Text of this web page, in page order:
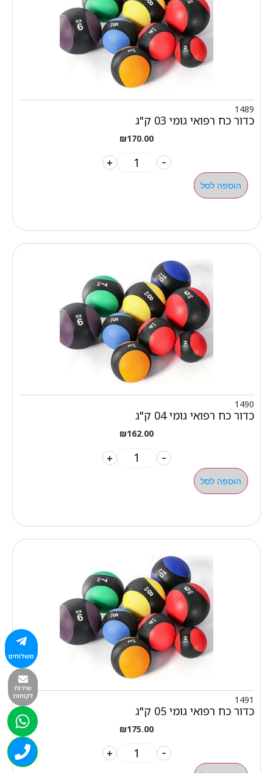
1489
כדור כח רפואי גומי 03 ק"ג
₪170.00
-
+
הוספה לסל
1490
כדור כח רפואי גומי 04 ק"ג
₪162.00
-
+
הוספה לסל
1491
כדור כח רפואי גומי 05 ק"ג
₪175.00
-
+
הוספה לסל
משלוחים
שירות
לקוחות